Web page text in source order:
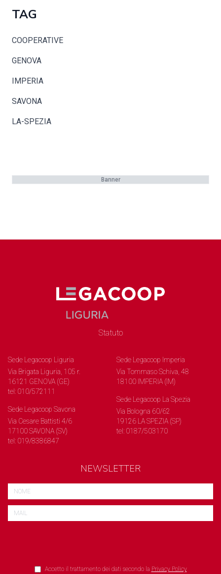
TAG
COOPERATIVE
GENOVA
IMPERIA
SAVONA
LA-SPEZIA
Banner
Statuto
Sede Legacoop Liguria
Via Brigata Liguria, 105 r.
16121 GENOVA (GE)
tel: 010/572111
Sede Legacoop Savona
Via Cesare Battisti 4/6
17100 SAVONA (SV)
tel: 019/8386847
Sede Legacoop Imperia
Via Tommaso Schiva, 48
18100 IMPERIA (IM)
Sede Legacoop La Spezia
Via Bologna 60/62
19126 LA SPEZIA (SP)
tel: 0187/503170
NEWSLETTER
Accetto il trattamento dei dati secondo la Privacy Policy